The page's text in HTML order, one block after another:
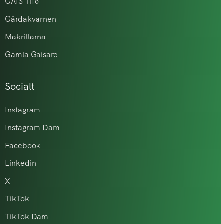
Gårdakvarnen
Makrillarna
Gamla Gaisare
Socialt
Instagram
Instagram Dam
Facebook
Linkedin
X
TikTok
TikTok Dam